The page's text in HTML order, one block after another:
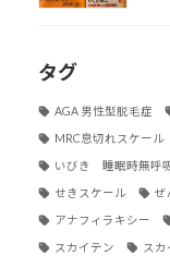
タグ
AGA 男性型脱毛症
MRC息切れスケール
いびき 睡眠時無呼
せきスケール ぜ
アナフィラキシー
スカイテン スカ